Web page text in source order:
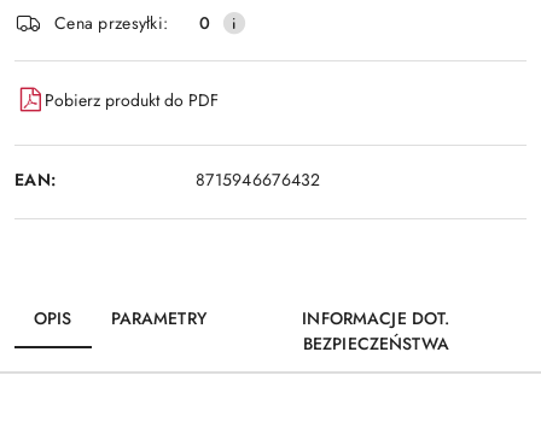
Cena przesyłki:
0
Pobierz produkt do PDF
EAN: 8715946676432
OPIS PARAMETRY
INFORMACJE DOT.
BEZPIECZEŃSTWA